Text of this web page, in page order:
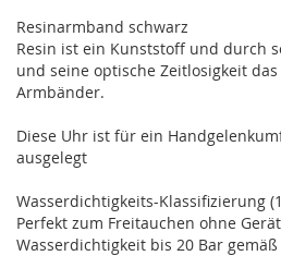
Resinarmband schwarz
Resin ist ein Kunststoff und durch
und seine optische Zeitlosigkeit
Armbänder.
Diese Uhr ist für ein
ausgelegt
Wasserdichtigkeits-Klassifizierung
Perfekt zum Freitauchen ohne
Wasserdichtigkeit bis 20 Bar